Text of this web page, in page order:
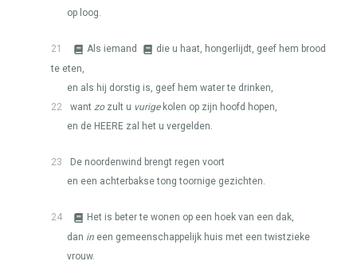
op loog.
21 Als iemand
die u haat, hongerlijdt, geef hem brood
te eten,
en als hij dorstig is, geef hem water te drinken,
22
want zozult u vurigekolen op zijn hoofd hopen,
en de HEERE zal het u vergelden.
23
De noordenwind brengt regen voort
en een achterbakse tong toornige gezichten.
24
Het is beter te wonen op een hoek van een dak,
dan in een gemeenschappelijk huis met een twistzieke
vrouw.